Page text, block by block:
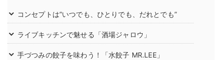
コンセプトは”いつでも、ひとりでも、だれとでも”
ライブキッチンで魅せる「酒場ジャロウ」
手づつみの餃子を味わう！「水餃子 MR.LEE」